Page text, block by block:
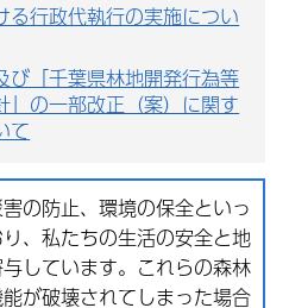
る行政代執行の実施につい
び「千葉県林地開発行為等
」の一部改正（案）に関す
て
の防止、環境の保全といっ
、私たちの生活の安全と地
しています。これらの森林
が破壊されてしまった場合